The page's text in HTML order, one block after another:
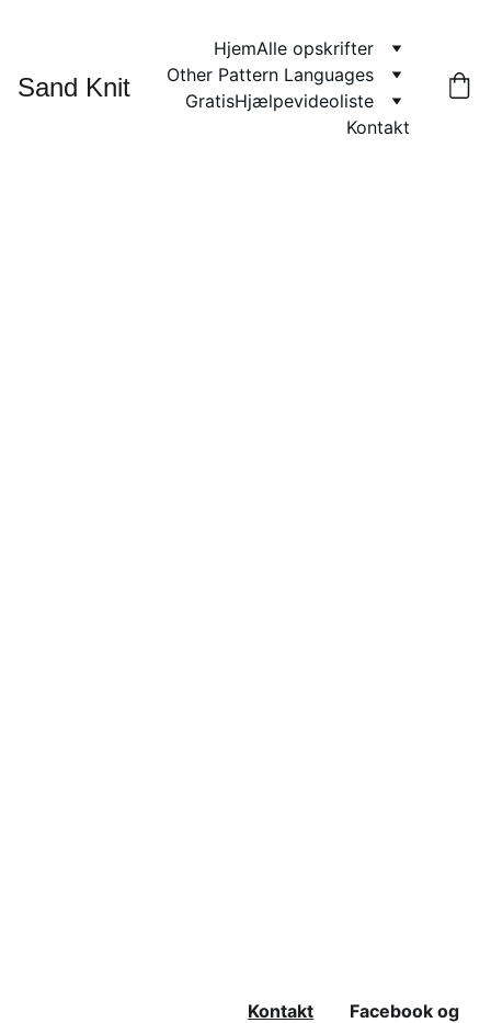
Sand Knit
HjemAlle opskrifter
Other Pattern Languages
GratisHjælpevideoliste
Kontakt
Kontakt
Facebook og